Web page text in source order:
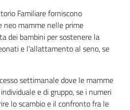
Familiare forniscono
neo mamme nelle prime
dei bambini per sostenere la
e l’allattamento al seno, se
settimanale dove le mamme
e di gruppo, se i numeri
lo scambio e il confronto fra le